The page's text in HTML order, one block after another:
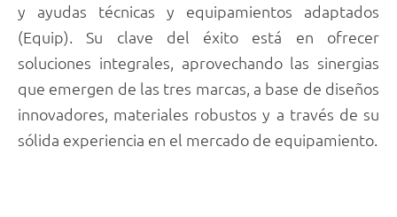
y ayudas técnicas y equipamientos adaptados
(Equip). Su clave del éxito está en ofrecer
soluciones integrales, aprovechando las sinergias
que emergen de las tres marcas, a base de diseños
innovadores, materiales robustos y a través de su
sólida experiencia en el mercado de equipamiento.